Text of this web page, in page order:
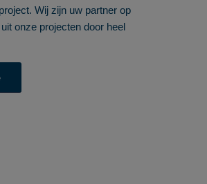
Wij zijn uw partner op
onze projecten door heel